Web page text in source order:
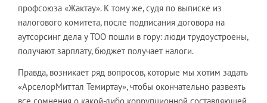
профсоюза «Жактау». К тому же, судя по выписке из
налогового комитета, после подписания договора на
аутсорсинг дела у ТОО пошли в гору: люди трудоустроены,
получают зарплату, бюджет получает налоги.
Правда, возникает ряд вопросов, которые мы хотим задать
«АрселорМиттал Темиртау», чтобы окончательно развеять